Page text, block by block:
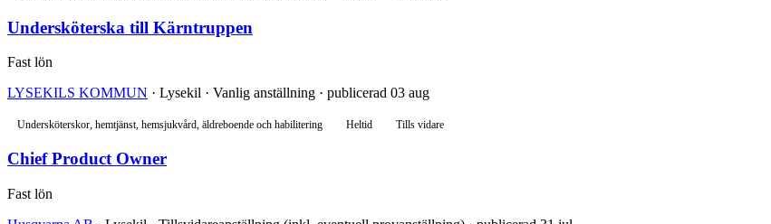
Undersköterska till Kärntruppen
Fast lön
LYSEKILS KOMMUN · Lysekil · Vanlig anställning · publicerad 03 aug
Undersköterskor, hemtjänst, hemsjukvård, äldreboende och habilitering Heltid Tills vidare
Chief Product Owner
Fast lön